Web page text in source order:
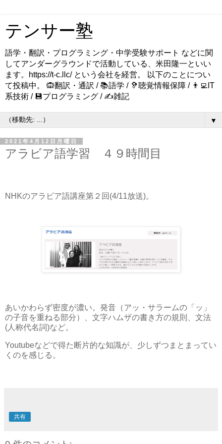
テンサー塾
語学・翻訳・プログラミング・中学受験サポート などに関
してアンダーグラウンドで活動している、米田隆一といい
ます。https://t-c.llc/ という会社を経営。 以下のことについ
て投稿中。 🙉翻訳・通訳 / 📚語学 / 🦻聴覚情報保障 / 👨‍💻IT
系技術 / 💾プログラミング / ✍️雑記
▼
2021年4月12日月曜日
アラビア語学習 ４９時間目
NHKのアラビア語講座第２回(4/11放送)。
あいかわらず密度が濃い。発音（アッ・サラームの「ッ」
の子音を重ねる部分）、文字ハムザの書き方の規則、文法
(人称代名詞)など。
Youtubeなどで得た断片的な知識が、少しずつまとまってい
くのを感じる。
共有